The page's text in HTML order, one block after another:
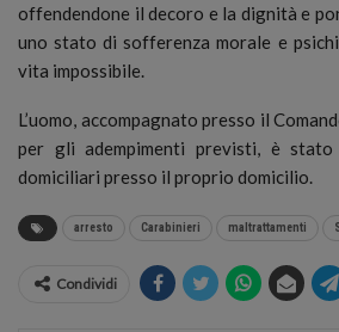
offendendone il decoro e la dignità e
uno stato di sofferenza morale e
vita impossibile.
L’uomo, accompagnato presso il
per gli adempimenti previsti, è
domiciliari presso il proprio domicilio.
arresto Carabinieri maltrattamenti
Condividi